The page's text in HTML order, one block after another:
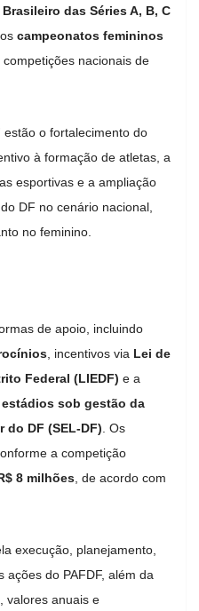
das Séries A, B, C
campeonatos femininos
nacionais de
estão o fortalecimento do
à formação de atletas, a
esportivas e a ampliação
DF no cenário nacional,
no feminino.
de apoio, incluindo
, incentivos via Lei de
Federal (LIEDF) e a
estádios sob gestão da
do DF (SEL-DF) . Os
a competição
8 milhões , de acordo com
execução, planejamento,
ações do PAFDF, além da
valores anuais e